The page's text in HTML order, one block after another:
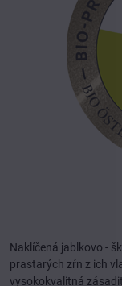
Naklíčená jablkovo -
prastarých zŕn z ich
vysokokvalitná